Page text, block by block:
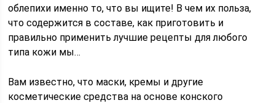
облепихи именно то, что вы ищите! В чем их польза,
что содержится в составе, как приготовить и
правильно применить лучшие рецепты для любого
типа кожи мы…
Вам известно, что маски, кремы и другие
косметические средства на основе конского